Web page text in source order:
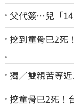
父代簽…兒「
挖到童骨已2死
獨／雙親苦等
挖童骨已2死！